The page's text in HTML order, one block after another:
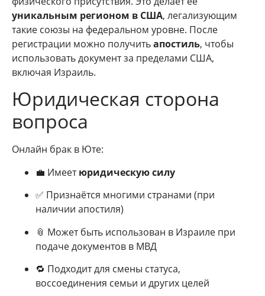
уникальным регионом в США, легализующим
такие союзы на федеральном уровне. После
регистрации можно получитьапостиль, чтобы
использовать документ за пределами США,
включая Израиль.
Юридическая сторона
вопроса
Онлайн брак в Юте:
💼 Имеетюридическую силу
✅ Признаётся многими странами (при
наличии апостиля)
📎 Может быть использован в Израиле при
подаче документов в МВД
🔁 Подходит для смены статуса,
воссоединения семьи и других целей